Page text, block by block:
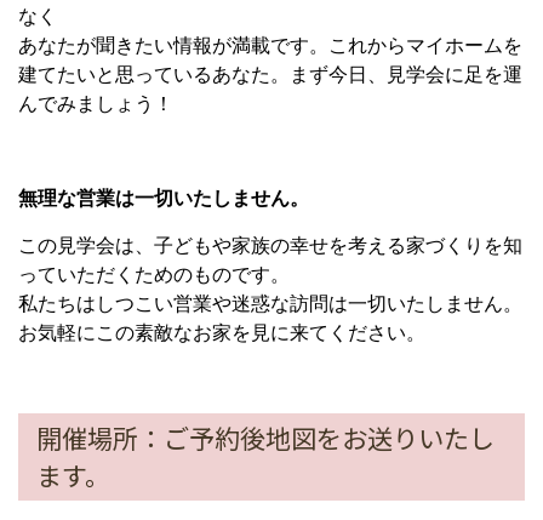
なく
あなたが聞きたい情報が満載です。これからマイホームを
建てたいと思っているあなた。まず今日、見学会に足を運
んでみましょう！
無理な営業は一切いたしません。
この見学会は、子どもや家族の幸せを考える家づくりを知
っていただくためのものです。
私たちはしつこい営業や迷惑な訪問は一切いたしません。
お気軽にこの素敵なお家を見に来てください。
開催場所：ご予約後地図をお送りいたし
ます。